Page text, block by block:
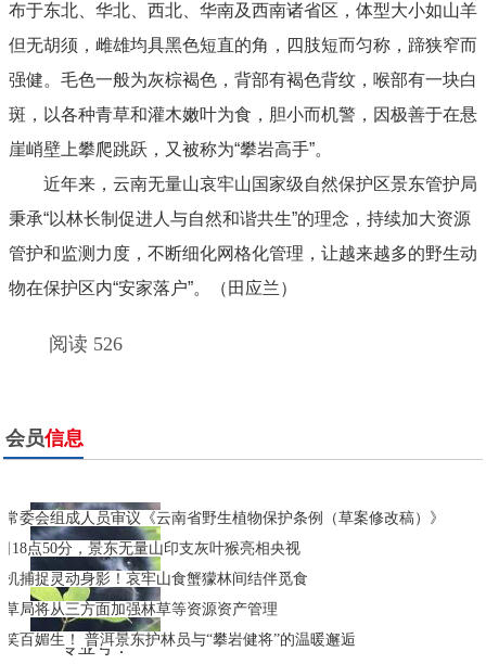
布于东北、华北、西北、华南及西南诸省区，体型大小如山羊
但无胡须，雌雄均具黑色短直的角，四肢短而匀称，蹄狭窄而
强健。毛色一般为灰棕褐色，背部有褐色背纹，喉部有一块白
斑，以各种青草和灌木嫩叶为食，胆小而机警，因极善于在悬
崖峭壁上攀爬跳跃，又被称为“攀岩高手”。
近年来，云南无量山哀牢山国家级自然保护区景东管护局
秉承“以林长制促进人与自然和谐共生”的理念，持续加大资源
管护和监测力度，不断细化网格化管理，让越来越多的野生动
物在保护区内“安家落户”。（田应兰）
阅读 526
会员信息
专业号：
常委会组成人员审议《云南省野生植物保护条例（草案修改稿）》
18点50分，景东无量山印支灰叶猴亮相央视
机捕捉灵动身影！哀牢山食蟹獴林间结伴觅食
草局将从三方面加强林草等资源资产管理
笑百媚生！ 普洱景东护林员与“攀岩健将”的温暖邂逅